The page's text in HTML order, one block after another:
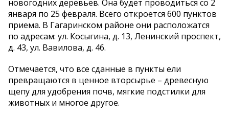
новогодних деревьев. Она будет проводиться со 2
января по 25 февраля. Всего откроется 600 пунктов
приема. В Гагаринском районе они расположатся
по адресам: ул. Косыгина, д. 13, Ленинский проспект,
д. 43, ул. Вавилова, д. 46.
Отмечается, что все сданные в пункты ели
превращаются в ценное вторсырье – древесную
щепу для удобрения почв, мягкие подстилки для
животных и многое другое.